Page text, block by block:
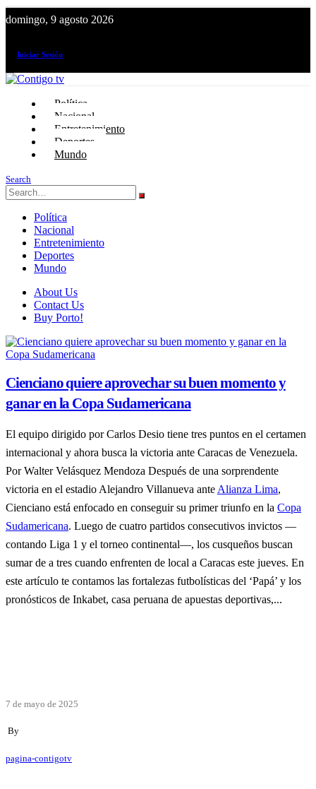
domingo, 9 agosto 2026
Iniciar Sesión
Política
Nacional
Entretenimiento
Deportes
Mundo
Search
Política
Nacional
Entretenimiento
Deportes
Mundo
About Us
Contact Us
Buy Porto!
Cienciano quiere aprovechar su buen momento y
ganar en la Copa Sudamericana
El equipo dirigido por Carlos Desio tiene tres puntos en el certamen
internacional y ahora busca la victoria ante Caracas de Venezuela.
Por Walter Velásquez Mendoza Después de una sorprendente
victoria en el estadio Alejandro Villanueva anteAlianza Lima,
Cienciano está enfocado en conseguir su primer triunfo en la Copa
Sudamericana. Luego de cuatro partidos consecutivos invictos —
contando Liga 1 y el torneo continental—, los cusqueños buscan
sumar de a tres cuando enfrenten de local a Caracas este jueves. En
este artículo te contamos las fortalezas futbolísticas del ‘Papá’ y los
pronósticos de Inkabet, casa peruana de apuestas deportivas,...
7 de mayo de 2025
By
pagina-contigotv